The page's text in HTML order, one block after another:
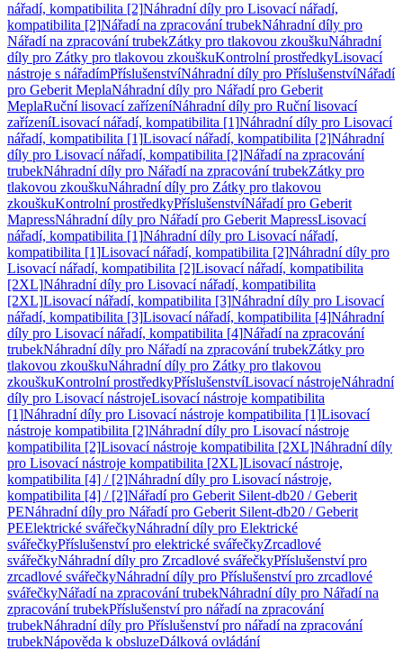
nářadí, kompatibilita [2]Náhradní díly pro Lisovací nářadí,
kompatibilita [2]Nářadí na zpracování trubekNáhradní díly pro
Nářadí na zpracování trubekZátky pro tlakovou zkouškuNáhradní
díly pro Zátky pro tlakovou zkouškuKontrolní prostředkyLisovací
nástroje s nářadímPříslušenstvíNáhradní díly pro PříslušenstvíNářadí
pro Geberit MeplaNáhradní díly pro Nářadí pro Geberit
MeplaRuční lisovací zařízeníNáhradní díly pro Ruční lisovací
zařízeníLisovací nářadí, kompatibilita [1]Náhradní díly pro Lisovací
nářadí, kompatibilita [1]Lisovací nářadí, kompatibilita [2]Náhradní
díly pro Lisovací nářadí, kompatibilita [2]Nářadí na zpracování
trubekNáhradní díly pro Nářadí na zpracování trubekZátky pro
tlakovou zkouškuNáhradní díly pro Zátky pro tlakovou
zkouškuKontrolní prostředkyPříslušenstvíNářadí pro Geberit
MapressNáhradní díly pro Nářadí pro Geberit MapressLisovací
nářadí, kompatibilita [1]Náhradní díly pro Lisovací nářadí,
kompatibilita [1]Lisovací nářadí, kompatibilita [2]Náhradní díly pro
Lisovací nářadí, kompatibilita [2]Lisovací nářadí, kompatibilita
[2XL]Náhradní díly pro Lisovací nářadí, kompatibilita
[2XL]Lisovací nářadí, kompatibilita [3]Náhradní díly pro Lisovací
nářadí, kompatibilita [3]Lisovací nářadí, kompatibilita [4]Náhradní
díly pro Lisovací nářadí, kompatibilita [4]Nářadí na zpracování
trubekNáhradní díly pro Nářadí na zpracování trubekZátky pro
tlakovou zkouškuNáhradní díly pro Zátky pro tlakovou
zkouškuKontrolní prostředkyPříslušenstvíLisovací nástrojeNáhradní
díly pro Lisovací nástrojeLisovací nástroje kompatibilita
[1]Náhradní díly pro Lisovací nástroje kompatibilita [1]Lisovací
nástroje kompatibilita [2]Náhradní díly pro Lisovací nástroje
kompatibilita [2]Lisovací nástroje kompatibilita [2XL]Náhradní díly
pro Lisovací nástroje kompatibilita [2XL]Lisovací nástroje,
kompatibilita [4] / [2]Náhradní díly pro Lisovací nástroje,
kompatibilita [4] / [2]Nářadí pro Geberit Silent-db20 / Geberit
PENáhradní díly pro Nářadí pro Geberit Silent-db20 / Geberit
PEElektrické svářečkyNáhradní díly pro Elektrické
svářečkyPříslušenství pro elektrické svářečkyZrcadlové
svářečkyNáhradní díly pro Zrcadlové svářečkyPříslušenství pro
zrcadlové svářečkyNáhradní díly pro Příslušenství pro zrcadlové
svářečkyNářadí na zpracování trubekNáhradní díly pro Nářadí na
zpracování trubekPříslušenství pro nářadí na zpracování
trubekNáhradní díly pro Příslušenství pro nářadí na zpracování
trubekNápověda k obsluzeDálková ovládání